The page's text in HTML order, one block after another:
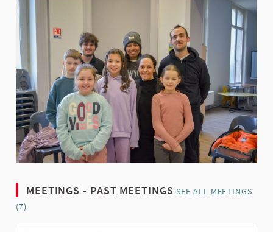
MEETINGS - PAST MEETINGSSEE ALL MEETINGS
(7)